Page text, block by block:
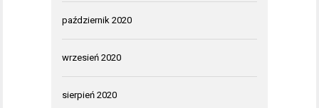
październik 2020
wrzesień 2020
sierpień 2020